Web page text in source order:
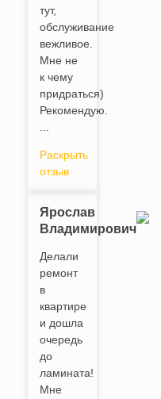
тут,
обслуживание
вежливое.
Мне не
к чему
придраться)
Рекомендую.
Раскрыть
отзыв
Ярослав
Владимирович
Делали
ремонт
в
квартире
и дошла
очередь
до
ламината!
Мне